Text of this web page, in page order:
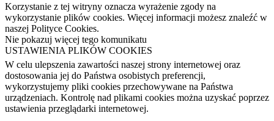
Korzystanie z tej witryny oznacza wyrażenie zgody na
wykorzystanie plików cookies. Więcej informacji możesz znaleźć w
naszej Polityce Cookies.
Nie pokazuj więcej tego komunikatu
USTAWIENIA PLIKÓW COOKIES
W celu ulepszenia zawartości naszej strony internetowej oraz
dostosowania jej do Państwa osobistych preferencji,
wykorzystujemy pliki cookies przechowywane na Państwa
urządzeniach. Kontrolę nad plikami cookies można uzyskać poprzez
ustawienia przeglądarki internetowej.